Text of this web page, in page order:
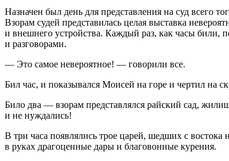
Назначен был день для представления на суд всего
Взорам судей представилась целая выставка
и внешнего устройства. Каждый раз, как часы били,
и разговорами.
— Это самое невероятное! — говорили все.
Бил час, и показывался Моисей на горе и чертил на
Било два — взорам представлялся райский сад,
и не нуждались!
В три часа появлялись трое царей, шедших с
в руках драгоценные дары и благовонные курения.